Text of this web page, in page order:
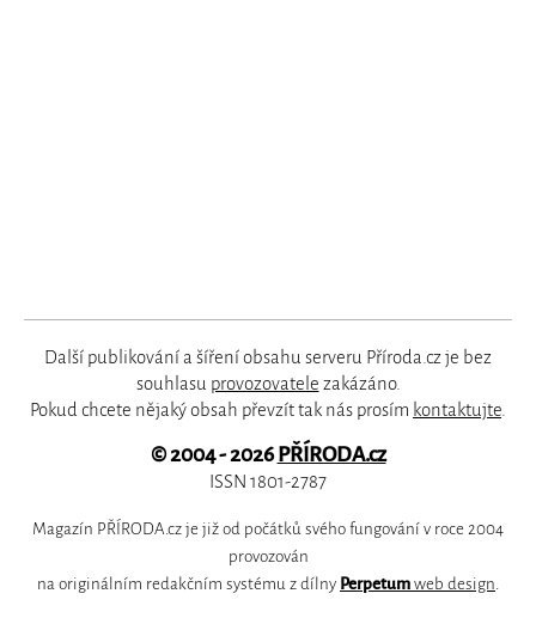
Další publikování a šíření obsahu serveru Příroda.cz je bez
souhlasu provozovatele zakázáno.
Pokud chcete nějaký obsah převzít tak nás prosím kontaktujte
© 2004 - 2026PŘÍRODA.cz
ISSN 1801-2787
Magazín PŘÍRODA.cz je již od počátků svého fungování v roce 2004
provozován
na originálním redakčním systému z dílny Perpetum web design.